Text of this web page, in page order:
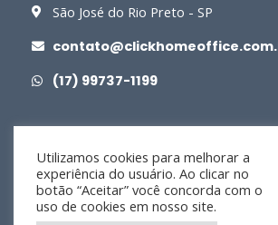
São José do Rio Preto - SP
(17) 99737-1199
Copyright © 2026 Click Home Office |
reservados.
Utilizamos cookies para melhorar a
experiência do usuário. Ao clicar no
botão “Aceitar” você concorda com o
uso de cookies em nosso site.